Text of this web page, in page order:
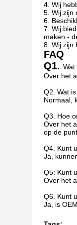
4. Wij
5. Wij zijn
6.
7. Wij
maken -
8. Wij zijn
FAQ
Q1.
Over het
Q2. Wat
Normaal,
Q3. Hoe
Over het
op de
Q4. Kunt
Ja,
Q5: Kunt
Over het
Q6. Kunt
Ja, is